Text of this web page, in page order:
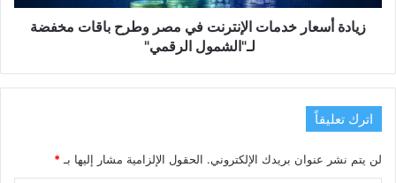
مخفضة
لـ"الشمول
زيادة أسعار خدمات الإنترنت في مصر وطرح باقات مخفضة
لـ"الشمول الرقمي"
اترك تعليقاً
لن يتم نشر عنوان بريدك الإلكتروني. الحقول الإلزامية مشار إليها بـ*